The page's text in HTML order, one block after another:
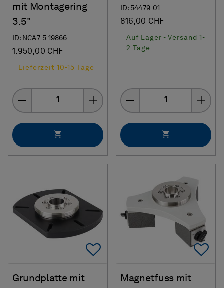
mit Montagering
3.5"
ID: NCA7-5-19866
1.950,00 CHF
Lieferzeit 10-15 Tage
ID: 54479-01
816,00 CHF
Auf Lager - Versand 1-
2 Tage
Add To Favorites
Grundplatte mit
Magnetfuss mit